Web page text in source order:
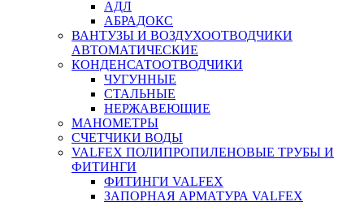
АДЛ
АБРАДОКС
ВАНТУЗЫ И ВОЗДУХООТВОДЧИКИ
АВТОМАТИЧЕСКИЕ
КОНДЕНСАТООТВОДЧИКИ
ЧУГУННЫЕ
СТАЛЬНЫЕ
НЕРЖАВЕЮЩИЕ
МАНОМЕТРЫ
СЧЕТЧИКИ ВОДЫ
VALFEX ПОЛИПРОПИЛЕНОВЫЕ ТРУБЫ И
ФИТИНГИ
ФИТИНГИ VALFEX
ЗАПОРНАЯ АРМАТУРА VALFEX